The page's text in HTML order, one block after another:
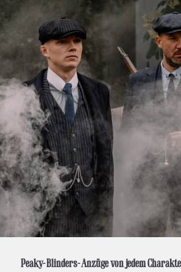
Peaky-Blinders-Anzüge von jedem